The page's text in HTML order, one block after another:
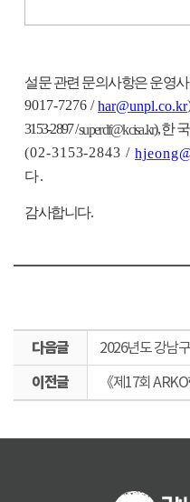
설문 관련 문의사항은 운영
9017-7276 /har@unpl.co.kr
3153-2897 /superdf@kcisa.kr),한
(02-3153-2843 /
다.
감사합니다.
2026년도 강남